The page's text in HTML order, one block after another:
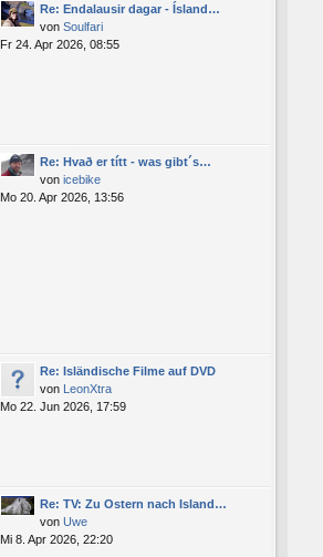
Re: Endalausir dagar - Ísland…
von Soulfari
Fr 24. Apr 2026, 08:55
Re: Hvað er títt - was gibt´s…
von icebike
Mo 20. Apr 2026, 13:56
Re: Isländische Filme auf DVD
von LeonXtra
Mo 22. Jun 2026, 17:59
Re: TV: Zu Ostern nach Island…
von Uwe
Mi 8. Apr 2026, 22:20